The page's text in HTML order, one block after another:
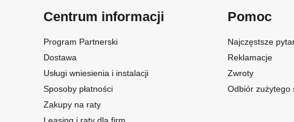
Centrum informacji
Program Partnerski
Dostawa
Usługi wniesienia i instalacji
Sposoby płatności
Zakupy na raty
Pomoc
Najczęstsze
Reklamacje
Zwroty
Odbiór zużytego